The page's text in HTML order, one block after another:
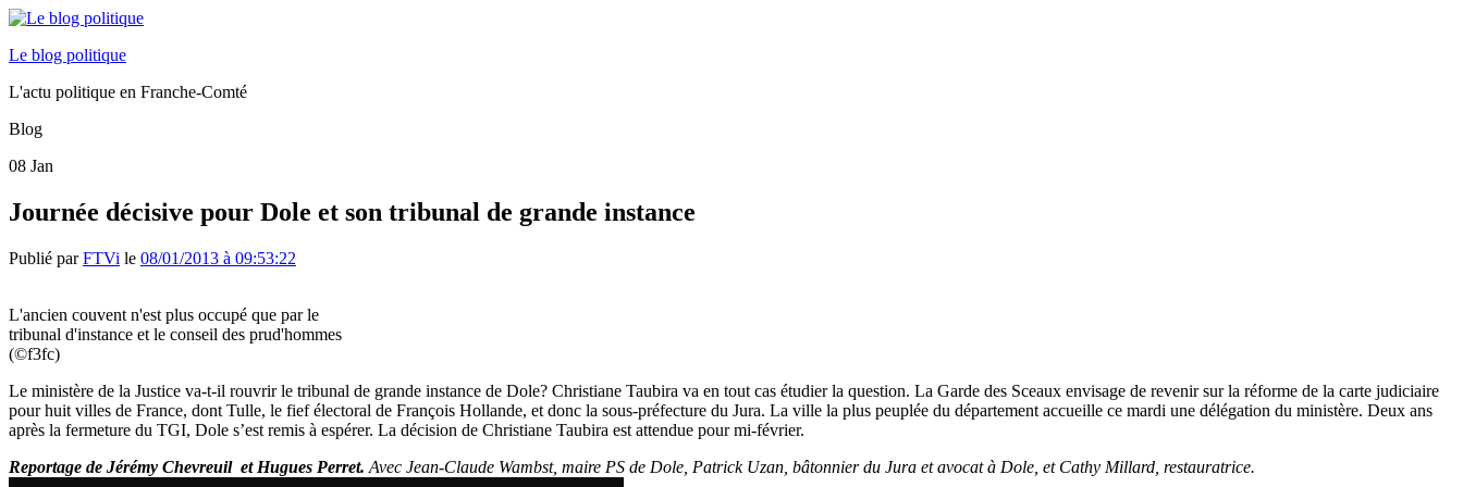
Le blog politique
L'actu politique en Franche-Comté
Blog
08 Jan
Journée décisive pour Dole et son tribunal de grande instance
Publié parFTVi le 08/01/2013 à 09:53:22
L'ancien couvent n'est plus occupé que par le
tribunal d'instance et le conseil des prud'hommes
(©f3fc)
Le ministère de la Justice va-t-il rouvrir le tribunal de grande instance de Dole? Christiane Taubira va en tout cas étudier la question. La Garde des Sceaux envisage de revenir sur la réforme de la carte judiciaire
pour huit villes de France, dont Tulle, le fief électoral de François Hollande, et donc la sous-préfecture du Jura. La ville la plus peuplée du département accueille ce mardi une délégation du ministère. Deux ans
après la fermeture du TGI, Dole s’est remis à espérer. La décision de Christiane Taubira est attendue pour mi-février.
Reportage de Jérémy Chevreuil et Hugues Perret. Avec Jean-Claude Wambst, maire PS de Dole, Patrick Uzan, bâtonnier du Jura et avocat à Dole, et Cathy Millard, restauratrice.